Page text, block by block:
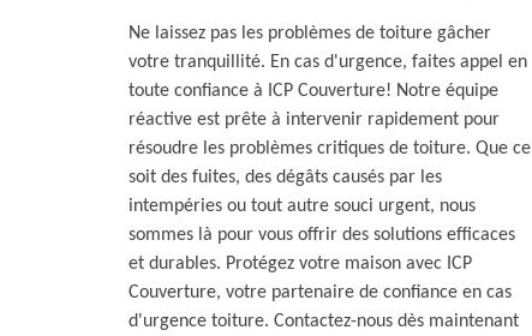
Ne laissez pas les problèmes de toiture gâcher
votre tranquillité. En cas d'urgence, faites appel en
toute confiance à ICP Couverture! Notre équipe
réactive est prête à intervenir rapidement pour
résoudre les problèmes critiques de toiture. Que ce
soit des fuites, des dégâts causés par les
intempéries ou tout autre souci urgent, nous
sommes là pour vous offrir des solutions efficaces
et durables. Protégez votre maison avec ICP
Couverture, votre partenaire de confiance en cas
d'urgence toiture. Contactez-nous dès maintenant